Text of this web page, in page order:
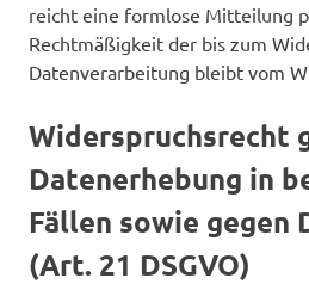
reicht eine formlose Mitteilung
Rechtmäßigkeit der bis zum
Datenverarbeitung bleibt vom
Widerspruchsrecht
Datenerhebung in
Fällen sowie gegen
(Art. 21 DSGVO)